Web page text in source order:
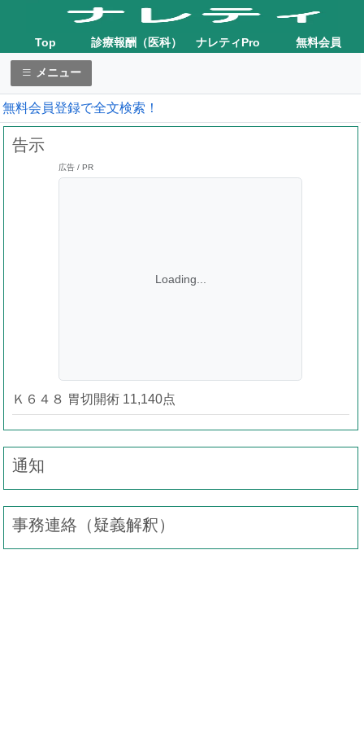
Top 診療報酬（医科） ナレティPro 無料会員
メニュー
無料会員登録で全文検索！
告示
広告 / PR
Loading...
Ｋ６４８ 胃切開術 11,140点
通知
事務連絡（疑義解釈）